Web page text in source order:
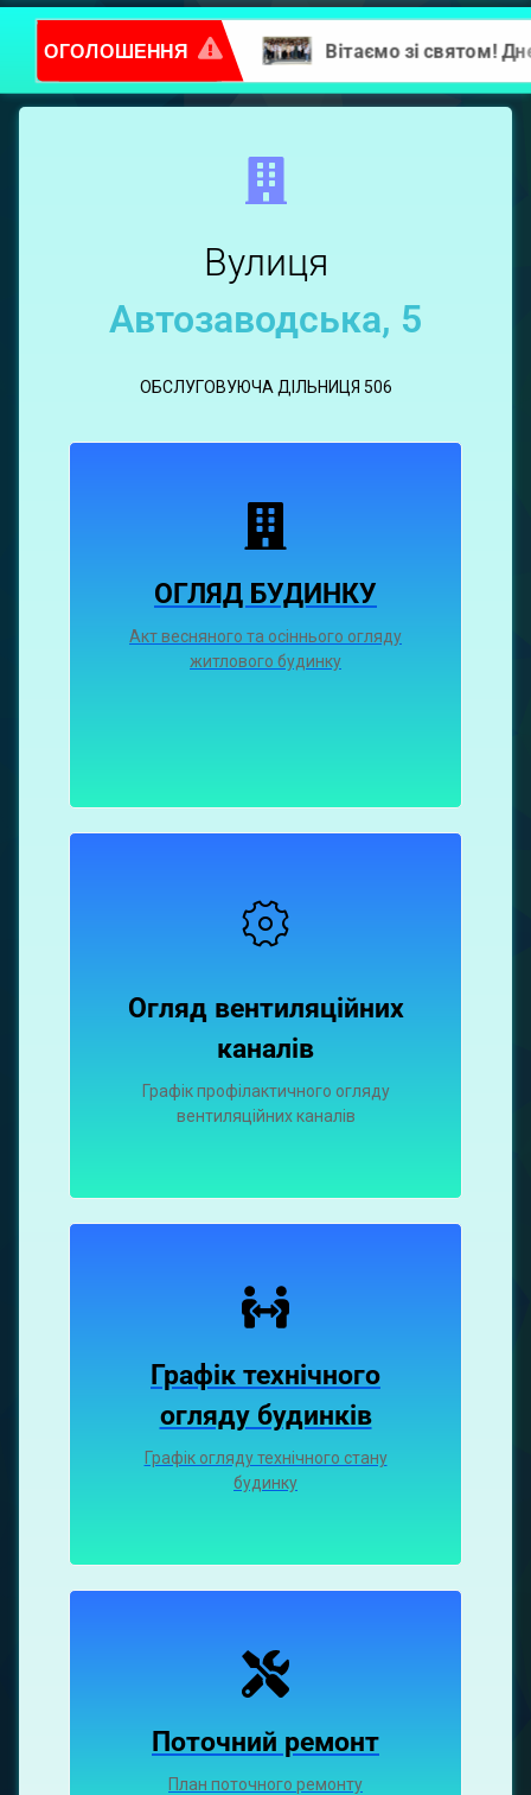
ОГОЛОШЕННЯ
Автозаводська,
Вулиця
Автозаводська, 5
ОБСЛУГОВУЮЧА ДІЛЬНИЦЯ 506
ОГЛЯД БУДИНКУ
Акт весняного та осіннього огляду
житлового будинку
Огляд вентиляційних
каналiв
Графiк профiлактичного огляду
вентиляцiйних каналiв
Графік технічного
огляду будинків
Графік огляду технічного стану
будинку
Поточний ремонт
План поточного ремонту